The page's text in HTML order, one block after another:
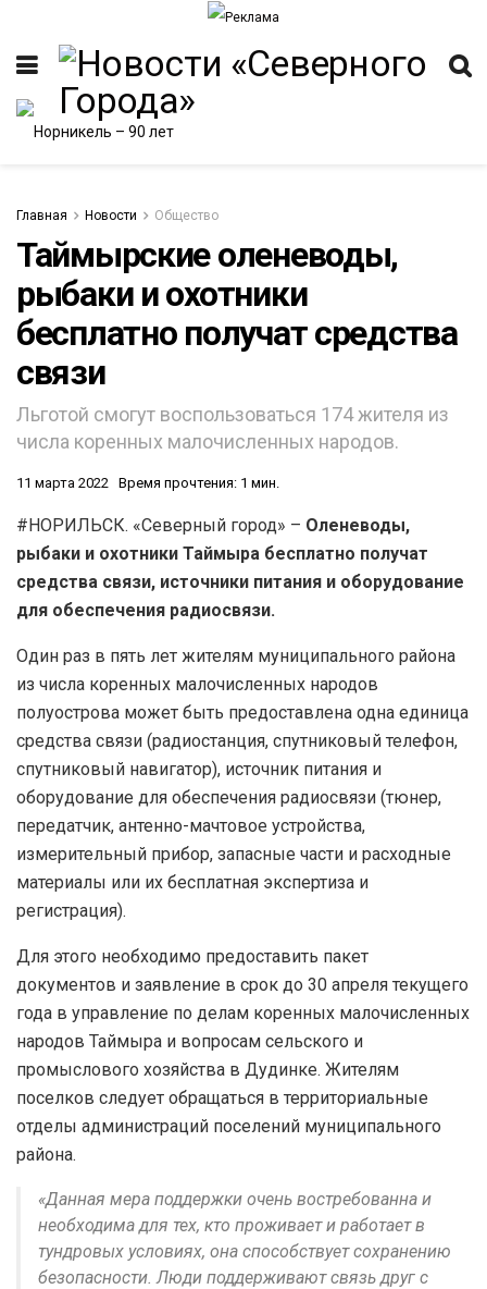
Главная Новости Общество
Таймырские оленеводы,
рыбаки и охотники
бесплатно получат средства
связи
Льготой смогут воспользоваться 174 жителя из
числа коренных малочисленных народов.
11 марта 2022 Время прочтения: 1 мин.
#НОРИЛЬСК. «Северный город» – Оленеводы,
рыбаки и охотники Таймыра бесплатно получат
средства связи, источники питания и оборудование
для обеспечения радиосвязи.
Один раз в пять лет жителям муниципального района
из числа коренных малочисленных народов
полуострова может быть предоставлена одна единица
средства связи (радиостанция, спутниковый телефон,
спутниковый навигатор), источник питания и
оборудование для обеспечения радиосвязи (тюнер,
передатчик, антенно-мачтовое устройства,
измерительный прибор, запасные части и расходные
материалы или их бесплатная экспертиза и
регистрация).
Для этого необходимо предоставить пакет
документов и заявление в срок до 30 апреля текущего
года в управление по делам коренных малочисленных
народов Таймыра и вопросам сельского и
промыслового хозяйства в Дудинке. Жителям
поселков следует обращаться в территориальные
отделы администраций поселений муниципального
района.
«Данная мера поддержки очень востребованна и
необходима для тех, кто проживает и работает в
тундровых условиях, она способствует сохранению
безопасности. Люди поддерживают связь друг с